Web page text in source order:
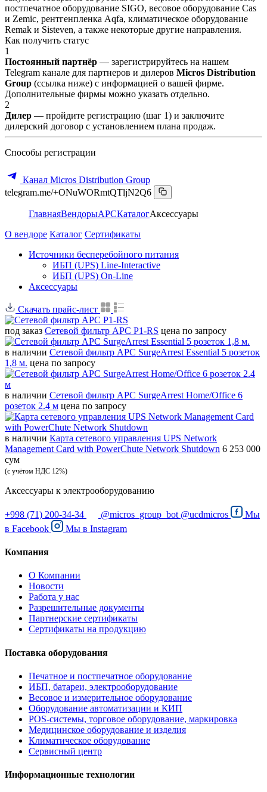
постпечатное оборудование SIGO, весовое оборудование Cas
и Zemic, рентгенпленка Aqfa, климатическое оборудование
Remak и Sisteven, а также некоторые другие направления.
Как получить статус
1
Постоянный партнёр — зарегистрируйтесь на нашем
Telegram канале для партнеров и дилеров Micros Distribution
Group (ссылка ниже) с информацией о вашей фирме.
Дополнительные фирмы можно указать отдельно.
2
Дилер — пройдите регистрацию (шаг 1) и заключите
дилерский договор с установлением плана продаж.
Способы регистрации
Канал Micros Distribution Group
telegram.me/+ONuWORmtQTljN2Q6
ГлавнаяВендорыAPCКаталогАксессуары
О вендоре Каталог Сертификаты
Источники бесперебойного питания
ИБП (UPS) Line-Interactive
ИБП (UPS) On-Line
Аксессуары
Скачать прайс-лист
под заказ Сетевой фильтр APC P1-RS цена по запросу
в наличии Сетевой фильтр APC SurgeArrest Essential 5 розеток
1,8 м. цена по запросу
в наличии Сетевой фильтр APC SurgeArrest Home/Office 6
розеток 2.4 м цена по запросу
в наличии Карта сетевого управления UPS Network
Management Card with PowerChute Network Shutdown 6 253 000
сум
(с учётом НДС 12%)
Аксессуары к электрооборудованию
+998 (71) 200-34-34 @micros_group_bot @ucdmicros
Мы
в Facebook Мы в Instagram
Компания
О Компании
Новости
Работа у нас
Разрешительные документы
Партнерские сертификаты
Сертификаты на продукцию
Поставка оборудования
Печатное и постпечатное оборудование
ИБП, батареи, электрооборудование
Весовое и измерительное оборудование
Оборудование автоматизации и КИП
POS-системы, торговое оборудование, маркировка
Медицинское оборудование и изделия
Климатическое оборудование
Сервисный центр
Информационные технологии